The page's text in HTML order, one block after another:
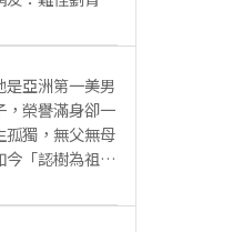
是亞洲第一美男
，榮譽滿身卻一
孤獨，無父無母
今「認樹為祖父